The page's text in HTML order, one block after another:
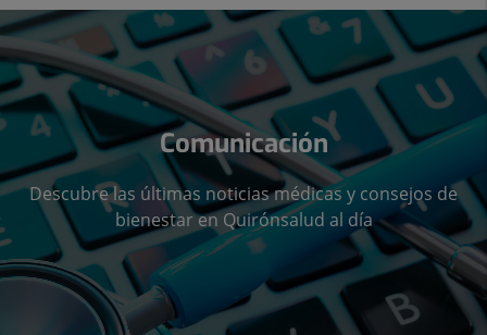
Comunicación
Descubre las últimas noticias médicas y consejos de
bienestar en Quirónsalud al día